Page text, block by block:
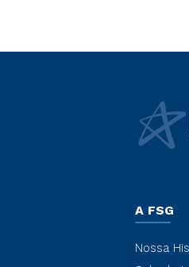
A FSG
Nossa